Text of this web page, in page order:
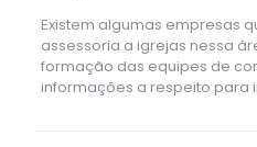
Existem algumas empresas
assessoria a igrejas nessa
formação das equipes de
informações a respeito para